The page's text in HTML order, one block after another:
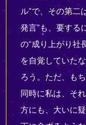
ル”で、その第二
発言”も、要する
の“成り上がり社
を自覚していた
ろう。ただ、も
同時に私は、そ
方にも、大いに